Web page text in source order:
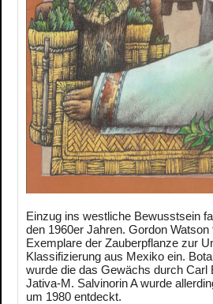
Einzug ins westliche Bewusstsein
den 1960er Jahren. Gordon Watson
Exemplare der Zauberpflanze zur
Klassifizierung aus Mexiko ein.
wurde die das Gewächs durch Carl
Jativa-M. Salvinorin A wurde
um 1980 entdeckt.